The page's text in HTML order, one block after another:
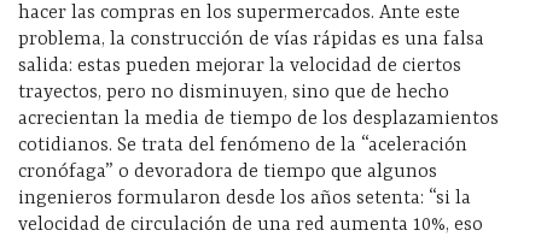
hacer las compras en los supermercados. Ante este
problema, la construcción de vías rápidas es una falsa
salida: estas pueden mejorar la velocidad de ciertos
trayectos, pero no disminuyen, sino que de hecho
acrecientan la media de tiempo de los desplazamientos
cotidianos. Se trata del fenómeno de la “aceleración
cronófaga” o devoradora de tiempo que algunos
ingenieros formularon desde los años setenta: “si la
velocidad de circulación de una red aumenta 10%, eso